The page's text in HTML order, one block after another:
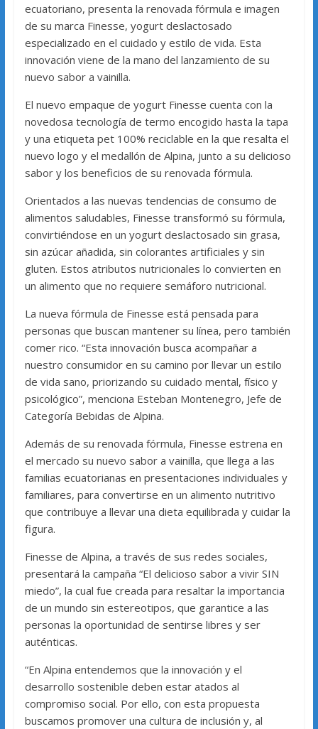
ecuatoriano, presenta la renovada fórmula e imagen
de su marca Finesse, yogurt deslactosado
especializado en el cuidado y estilo de vida. Esta
innovación viene de la mano del lanzamiento de su
nuevo sabor a vainilla.
El nuevo empaque de yogurt Finesse cuenta con la
novedosa tecnología de termo encogido hasta la tapa
y una etiqueta pet 100% reciclable en la que resalta el
nuevo logo y el medallón de Alpina, junto a su delicioso
sabor y los beneficios de su renovada fórmula.
Orientados a las nuevas tendencias de consumo de
alimentos saludables, Finesse transformó su fórmula,
convirtiéndose en un yogurt deslactosado sin grasa,
sin azúcar añadida, sin colorantes artificiales y sin
gluten. Estos atributos nutricionales lo convierten en
un alimento que no requiere semáforo nutricional.
La nueva fórmula de Finesse está pensada para
personas que buscan mantener su línea, pero también
comer rico. “Esta innovación busca acompañar a
nuestro consumidor en su camino por llevar un estilo
de vida sano, priorizando su cuidado mental, físico y
psicológico”, menciona Esteban Montenegro, Jefe de
Categoría Bebidas de Alpina.
Además de su renovada fórmula, Finesse estrena en
el mercado su nuevo sabor a vainilla, que llega a las
familias ecuatorianas en presentaciones individuales y
familiares, para convertirse en un alimento nutritivo
que contribuye a llevar una dieta equilibrada y cuidar la
figura.
Finesse de Alpina, a través de sus redes sociales,
presentará la campaña “El delicioso sabor a vivir SIN
miedo”, la cual fue creada para resaltar la importancia
de un mundo sin estereotipos, que garantice a las
personas la oportunidad de sentirse libres y ser
auténticas.
“En Alpina entendemos que la innovación y el
desarrollo sostenible deben estar atados al
compromiso social. Por ello, con esta propuesta
buscamos promover una cultura de inclusión y, al